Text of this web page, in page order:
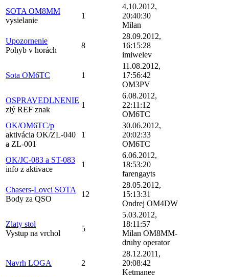
SOTA OM8MM
vysielanie
1
4.10.2012,
20:40:30
Milan
Upozornenie
Pohyb v horách
8
28.09.2012,
16:15:28
imiwelev
Sota OM6TC 1
11.08.2012,
17:56:42
OM3PV
OSPRAVEDLNENIE
zlý REF znak
1
6.08.2012,
22:11:12
OM6TC
OK/OM6TC/p
aktivácia OK/ZL-040
a ZL-001
1
30.06.2012,
20:02:33
OM6TC
OK/JC-083 a ST-083
info z aktivace
1
6.06.2012,
18:53:20
farengayts
Chasers-Lovci SOTA
Body za QSO
12
28.05.2012,
15:13:31
Ondrej OM4DW
Zlaty stol
Vystup na vrchol
5
5.03.2012,
18:11:57
Milan OM8MM-
druhy operator
Navrh LOGA 2
28.12.2011,
20:08:42
Ketmanee